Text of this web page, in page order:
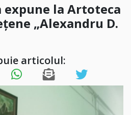
la Artoteca
„Alexandru D.
articolul: